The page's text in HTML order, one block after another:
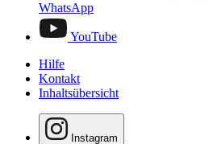
WhatsApp
YouTube
Hilfe
Kontakt
Inhaltsübersicht
Instagram